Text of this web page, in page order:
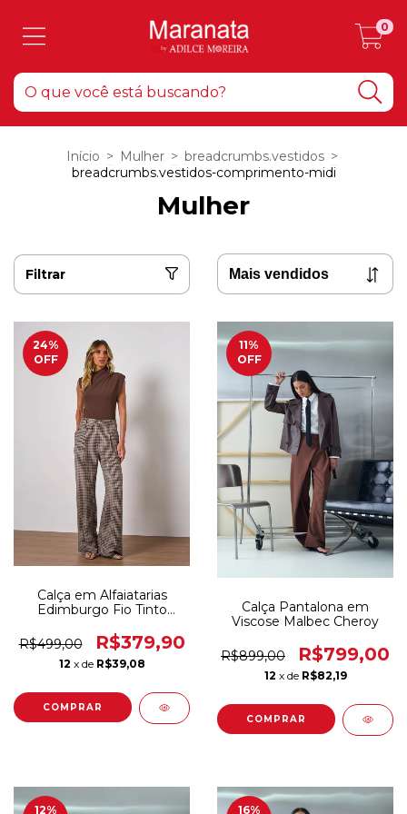
0
Início > Mulher > breadcrumbs.vestidos >
breadcrumbs.vestidos-comprimento-midi
Mulher
Filtrar
24%
OFF
Calça em Alfaiatarias
Edimburgo Fio Tinto
R$499,00
R$379,90
12 x de R$39,08
COMPRAR
11%
OFF
Calça Pantalona em
Viscose Malbec Cheroy
R$899,00 R$799,00
12 x de R$82,19
COMPRAR
12% 16%